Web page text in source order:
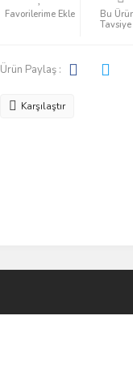
Bu
Tavsiye
Ürün Paylaş :
Karşılaştır